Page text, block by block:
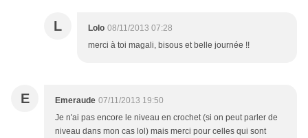
L Lolo 08/11/2013 07:28
merci à toi magali, bisous et belle journée !!
E Emeraude 07/11/2013 19:50
Je n'ai pas encore le niveau en crochet (si on peut parler de
niveau dans mon cas lol) mais merci pour celles qui sont